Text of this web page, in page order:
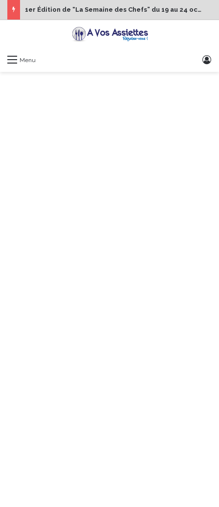
1er Édition de “La Semaine des Chefs” du 19 au 24 octobre 2026
Menu